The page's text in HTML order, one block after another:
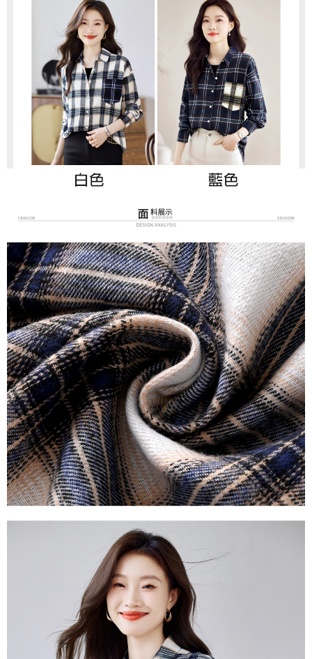
權轉讓予恩沛科技股份有限公司。
２．關於個人資料處理事宜，請瀏覽以下網址：
https://aftee.tw/terms/#terms3
３．未成年的使用者請事先徵得法定代理人或監護人之同意方可使用
「AFTEE先享後付」，若未經同意申辦者引起之損失，本公司不負相關責
４．使用「AFTEE先享後付」時，將依據個別帳號之用戶狀況，依本公司即
時審查核予不同之上限額度；若仍有額度不足之情形，本公司將視審查結果
請求用戶進行身份認證。
５．嚴禁一人註冊多個帳號或使用他人資訊註冊。若發現惡意使用之情形，
恩沛科技股份有限公司將有權停止該用戶之使用額度並採取法律行動。
每筆NT$80，滿NT$699(含以上)免運費
付款後7-11取貨
每筆NT$80，滿NT$699(含以上)免運費
每筆NT$70，滿NT$699(含以上)免運費
離島-郵局寄送
每筆NT$90，滿NT$699(含以上)免運費